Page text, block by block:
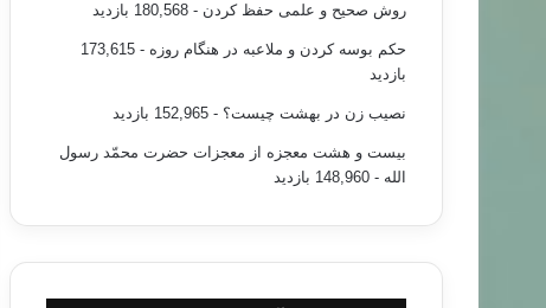
روش صحیح و علمی حفظ کردن - 180,568 بازدید
حکم بوسه کردن و ملاعبه در هنگام روزه
- 173,615
بازدید
نصیب زن در بهشت چیست؟ - 152,965 بازدید
بیست و هشت معجزه از معجزات حضرت محمّد رسول
الله - 148,960 بازدید